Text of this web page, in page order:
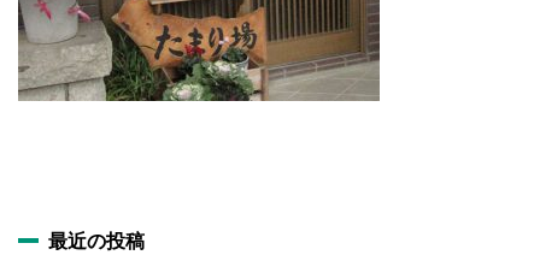
最近の投稿